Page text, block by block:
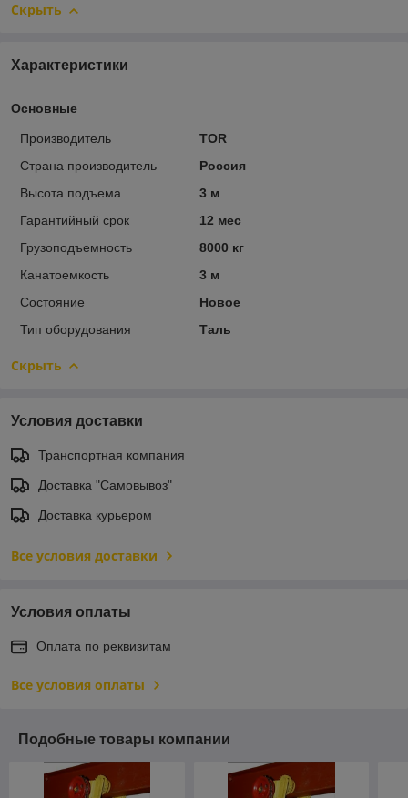
Скрыть
Характеристики
Основные
Производитель
TOR
Страна производитель
Россия
Высота подъема
3 м
Гарантийный срок
12 мес
Грузоподъемность
8000 кг
Канатоемкость
3 м
Состояние
Новое
Тип оборудования
Таль
Скрыть
Условия доставки
Транспортная компания
Доставка "Самовывоз"
Доставка курьером
Все условия доставки
Условия оплаты
Оплата по реквизитам
Все условия оплаты
Подобные товары компании